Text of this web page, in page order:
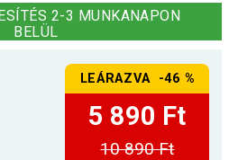
masszázs karika 96
4 290 Ft
3 490 Ft
2-3 MUNKANAPON
BELÜL
LEÁRAZVA -46 %
5 890 Ft
10 890 Ft